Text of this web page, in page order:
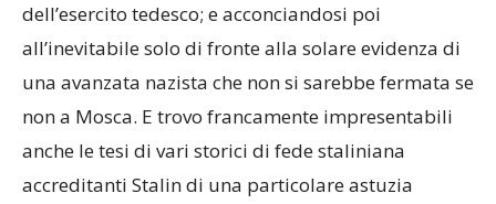
dell’esercito tedesco; e acconciandosi poi
all’inevitabile solo di fronte alla solare evidenza di
una avanzata nazista che non si sarebbe fermata se
non a Mosca. E trovo francamente impresentabili
anche le tesi di vari storici di fede staliniana
accreditanti Stalin di una particolare astuzia